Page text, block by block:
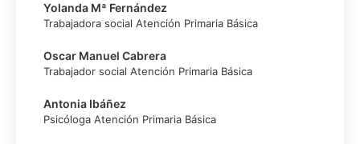
Yolanda Mª Fernández
Trabajadora social Atención Primaria Básica
Oscar Manuel Cabrera
Trabajador social Atención Primaria Básica
Antonia Ibáñez
Psicóloga Atención Primaria Básica